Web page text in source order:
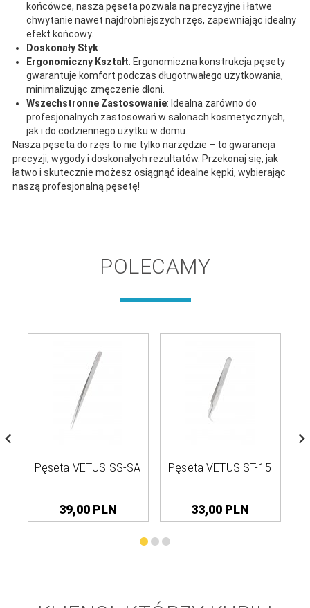
końcówce, nasza pęseta pozwala na precyzyjne i łatwe
chwytanie nawet najdrobniejszych rzęs, zapewniając idealny
efekt końcowy.
Doskonały Styk:
Ergonomiczny Kształt: Ergonomiczna konstrukcja pęsety
gwarantuje komfort podczas długotrwałego użytkowania,
minimalizując zmęczenie dłoni.
Wszechstronne Zastosowanie: Idealna zarówno do
profesjonalnych zastosowań w salonach kosmetycznych,
jak i do codziennego użytku w domu.
Nasza pęseta do rzęs to nie tylko narzędzie – to gwarancja
precyzji, wygody i doskonałych rezultatów. Przekonaj się, jak
łatwo i skutecznie możesz osiągnąć idealne kępki, wybierając
naszą profesjonalną pęsetę!
POLECAMY
Pęseta VETUS SS-SA
39,00 PLN
Pęseta VETUS ST-15
33,00 PLN